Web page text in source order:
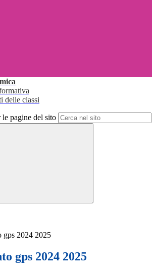
delle classi
pagine del sito
gps 2024 2025
gps 2024 2025